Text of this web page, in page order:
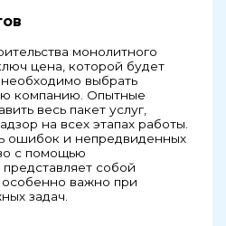
монолитного
цена, которой будет
выбрать
компанию. Опытные
весь пакет услуг,
на всех этапах работы.
ошибок и непредвиденных
с помощью
собой
особенно важно при
задач.